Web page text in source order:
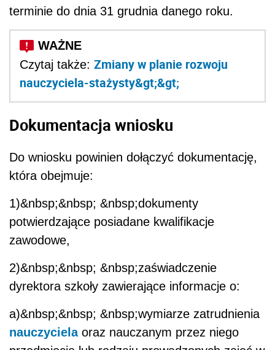
terminie do dnia 31 grudnia danego roku.
Czytaj także: Zmiany w planie rozwoju
nauczyciela-stażysty&gt;&gt;
Dokumentacja wniosku
Do wniosku powinien dołączyć dokumentację,
która obejmuje:
1)&nbsp;&nbsp; &nbsp;dokumenty
potwierdzające posiadane kwalifikacje
zawodowe,
2)&nbsp;&nbsp; &nbsp;zaświadczenie
dyrektora szkoły zawierające informacje o:
a)&nbsp;&nbsp; &nbsp;wymiarze zatrudnienia
nauczycielaoraz nauczanym przez niego